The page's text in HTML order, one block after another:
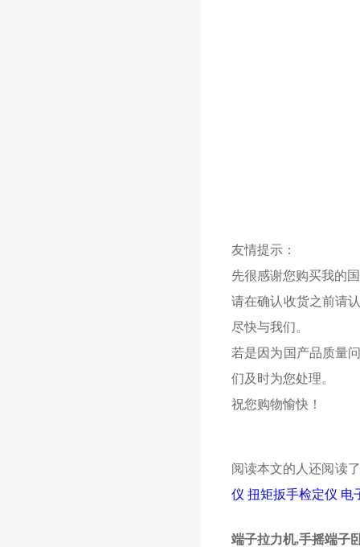
友情提示：
先很感谢您购买我的
请在确认收货之前请
尽快与我们。
若是因为国产品质量
们及时为您处理。
祝您购物愉快！
阅读本文的人还阅读
仪 扭矩扳手检定仪 电
端子拉力机,手摇端子